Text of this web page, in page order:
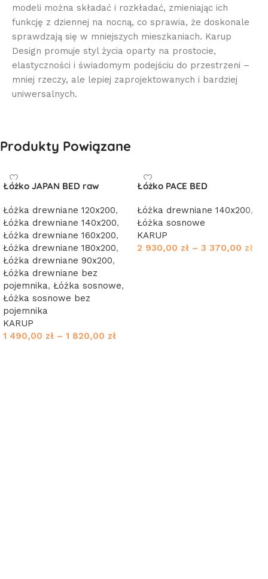
modeli można składać i rozkładać, zmieniając ich
funkcję z dziennej na nocną, co sprawia, że doskonale
sprawdzają się w mniejszych mieszkaniach. Karup
Design promuje styl życia oparty na prostocie,
elastyczności i świadomym podejściu do przestrzeni –
mniej rzeczy, ale lepiej zaprojektowanych i bardziej
uniwersalnych.
Produkty Powiązane
Łóżko JAPAN BED raw
Łóżka drewniane 120x200,
Łóżka drewniane 140x200,
Łóżka drewniane 160x200,
Łóżka drewniane 180x200,
Łóżka drewniane 90x200,
Łóżka drewniane bez
pojemnika, Łóżka sosnowe,
Łóżka sosnowe bez
pojemnika
KARUP
1 490,00 zł – 1 820,00 zł
Łóżko PACE BED
Łóżka drewniane 140x200,
Łóżka sosnowe
KARUP
2 930,00 zł – 3 370,00 zł